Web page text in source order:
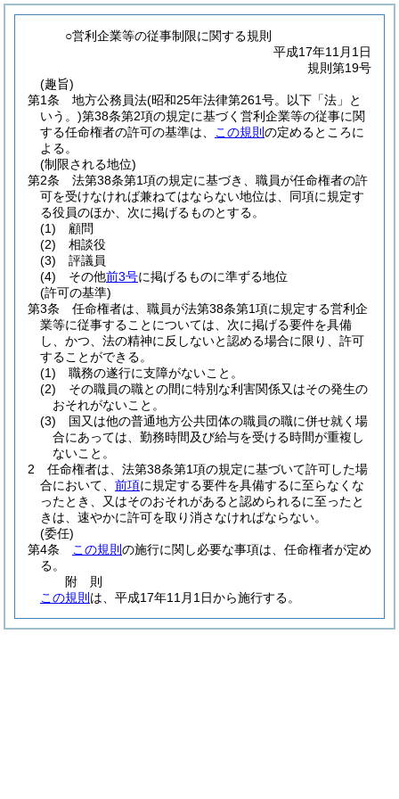
○営利企業等の従事制限に関する規則
平成17年11月1日
規則第19号
(趣旨)
第1条
地方公務員法(昭和25年法律第261号。以下「法」と
いう。)第38条第2項の規定に基づく営利企業等の従事に関
する任命権者の許可の基準は、
この規則 の定めるところに
よる。
(制限される地位)
第2条
法第38条第1項の規定に基づき、職員が任命権者の許
可を受けなければ兼ねてはならない地位は、同項に規定す
る役員のほか、次に掲げるものとする。
(1)
顧問
(2)
相談役
(3)
評議員
(4)
その他前3号に掲げるものに準ずる地位
(許可の基準)
第3条
任命権者は、職員が法第38条第1項に規定する営利企
業等に従事することについては、次に掲げる要件を具備
し、かつ、法の精神に反しないと認める場合に限り、許可
することができる。
(1)
職務の遂行に支障がないこと。
(2)
その職員の職との間に特別な利害関係又はその発生の
おそれがないこと。
(3)
国又は他の普通地方公共団体の職員の職に併せ就く場
合にあっては、勤務時間及び給与を受ける時間が重複し
ないこと。
2
任命権者は、法第38条第1項の規定に基づいて許可した場
合において、 前項に規定する要件を具備するに至らなくな
ったとき、又はそのおそれがあると認められるに至ったと
きは、速やかに許可を取り消さなければならない。
(委任)
第4条
この規則 の施行に関し必要な事項は、任命権者が定め
る。
附 則
この規則 は、平成17年11月1日から施行する。